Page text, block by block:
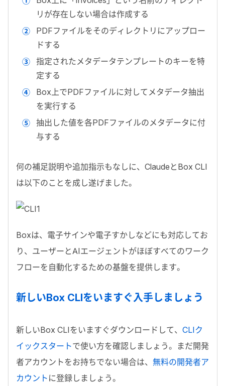
リが存在しない場合は作成する
PDFファイルをそのディレクトリにアップロー
ドする
指定されたメタデータテンプレートのキーを特
定する
Box 上でPDFファイルに対してメタデータ抽出
を実行する
抽出した値を各PDFファイルのメタデータに付
与する
何の補足説明や追加指示もなしに、 Claude と Box CLI
は以下のことを成し遂げました。
Boxは、電子サインや電子すかしなどにも対応してお
り、ユーザーと AIエージェントがほぼすべてのワーク
フローを自動化するための基盤を提供します。
新しいBox CLIをいますぐ入手しましょう
新しいBox CLIをいますぐダウンロードして、 CLIク
イックスタートで使い方を確認しましょう。まだ開発
者アカウントをお持ちでない場合は、 無料の開発者ア
カウント に登録しましょう。